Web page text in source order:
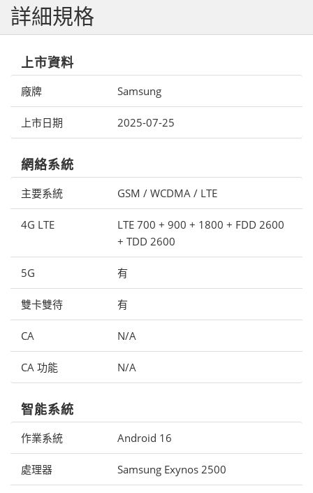
詳細規格
上市資料
廠牌 Samsung
上市日期 2025-07-25
網絡系統
主要系統 GSM / WCDMA / LTE
4G LTE
LTE 700 + 900 + 1800 + FDD 2600
+ TDD 2600
5G 有
雙卡雙待 有
CA N/A
CA 功能 N/A
智能系統
作業系統 Android 16
處理器 Samsung Exynos 2500